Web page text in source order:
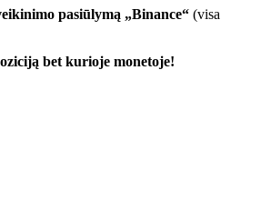
pasiūlymą „Binance“ (visa
bet kurioje monetoje!